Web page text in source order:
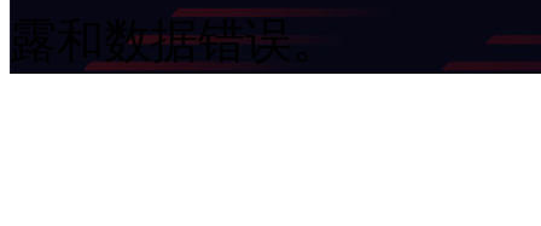
露和数据错误。